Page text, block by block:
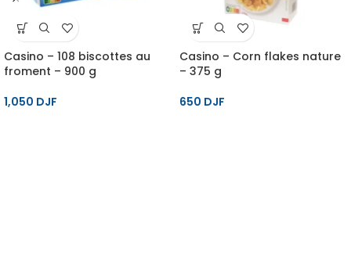
Casino – 108 biscottes au
froment – 900 g
1,050 DJF
Casino – Corn flakes nature
– 375 g
650 DJF